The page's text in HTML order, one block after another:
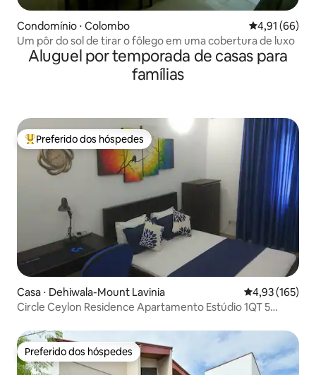
Condomínio ⋅ Colombo 4,91 de uma
4,91 (66)
Um pôr do sol de tirar o fôlego em uma cobertura de luxo
Aluguel por temporada de casas para
famílias
Entre os melhores preferidos dos hóspedes
Preferido dos hóspedes
Casa ⋅ Dehiwala-Mount Lavinia 4,93 de uma
4,93 (165)
Circle Ceylon Residence Apartamento Estúdio 1QT 5
Preferido dos hóspedes
Preferido dos hóspedes